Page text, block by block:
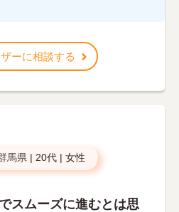
ーに相談する
馬県 | 20代 | 女性
スムーズに進むとは思